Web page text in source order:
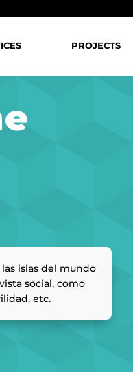
PROJECTS
islas del mundo
social, como
etc.